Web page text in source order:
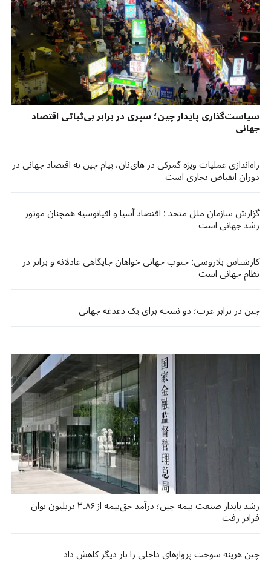
سیاست‌گذاری پایدار چین؛ سپری در برابر بی‌ثباتی اقتصاد
جهانی
راه‌اندازی عملیات ویژه گمرکی در های‌نان، پیام چین به اقتصاد جهانی در
دوران انقباض تجاری است
گزارش سازمان ملل متحد : اقتصاد آسیا و اقیانوسیه همچنان موتور
رشد جهانی است
کارشناس بلاروسی: جنوب جهانی خواهان جایگاهی عادلانه و برابر در
نظام جهانی است
چین در برابر غرب؛ دو نسخه برای یک دغدغه جهانی
رشد پایدار صنعت بیمه چین؛ درآمد حق‌بیمه از ۳.۸۶ تریلیون یوان
فراتر رفت
چین هزینه سوخت پروازهای داخلی را بار دیگر کاهش داد